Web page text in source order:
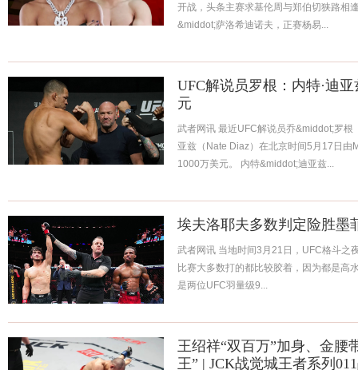
开战，头条主赛求基伦周与郑伯切狭路相
&middot;萨洛希迪诺夫，正赛杨易...
UFC解说员罗根：内特·迪
元
武者网讯 最近UFC解说员乔&middot;罗
亚兹（Nate Diaz）在北京时间5月17日由
1000万美元。 内特&middot;迪亚兹...
埃夫洛耶夫多数判定险胜墨
武者网讯 当地时间3月21日，UFC格斗之
比赛大多数打的都比较胶着，因为都是高
是两位UFC羽量级9...
王绍祥“双百万”加身、金腰
王” | JCK战觉城王者系列